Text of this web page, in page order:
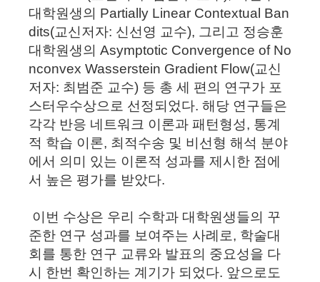
대학원생의 Partially Linear Contextual Ban
dits(교신저자: 신선영 교수), 그리고 정승훈
대학원생의 Asymptotic Convergence of No
nconvex Wasserstein Gradient Flow(교신
저자: 최범준 교수) 등 총 세 편의 연구가 포
스터우수상으로 선정되었다. 해당 연구들은
각각 반응 네트워크 이론과 패턴형성, 통계
적 학습 이론, 최적수송 및 비선형 해석 분야
에서 의미 있는 이론적 성과를 제시한 점에
서 높은 평가를 받았다.
이번 수상은 우리 수학과 대학원생들의 꾸
준한 연구 성과를 보여주는 사례로, 학술대
회를 통한 연구 교류와 발표의 중요성을 다
시 한번 확인하는 계기가 되었다. 앞으로도